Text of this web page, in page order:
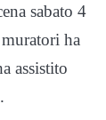
sabato 4
ha
assistito